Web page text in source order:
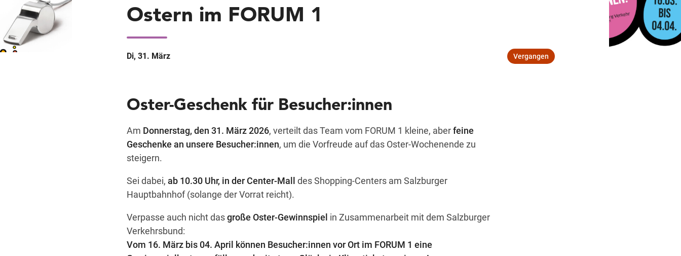
09:00 — 19:00
09:00—18:00
Ostern im FORUM 1
Di, 31. März Vergangen
Oster-Geschenk für Besucher:innen
Am Donnerstag, den 31. März 2026, verteilt das Team vom FORUM 1 kleine, aberfeine
Geschenke an unsere Besucher:innen, um die Vorfreude auf das Oster-Wochenende zu
steigern.
Sei dabei, ab 10.30 Uhr, in der Center-Mall
des Shopping-Centers am Salzburger
Hauptbahnhof (solange der Vorrat reicht).
Verpasse auch nicht dasgroße Oster-Gewinnspiel in Zusammenarbeit mit dem Salzburger
Verkehrsbund:
Vom 16. März bis 04. April können Besucher:innen vor Ort im FORUM 1 eine